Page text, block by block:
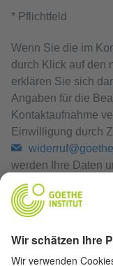
* Pflichtfeld
Wenn Sie die im
durch Klick auf den
erklären Sie sich
Angaben für die
Kontaktaufnahme
Einwilligung durch
werden Ihre Daten
ansonsten
haben oder der